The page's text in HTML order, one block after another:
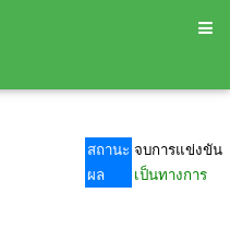
สถานะ จบการแข่งขัน
ผล
เป็นทางการ